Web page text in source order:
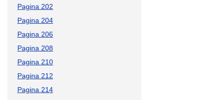
Pagina 202
Pagina 204
Pagina 206
Pagina 208
Pagina 210
Pagina 212
Pagina 214